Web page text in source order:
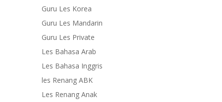
Guru Les Korea
Guru Les Mandarin
Guru Les Private
Les Bahasa Arab
Les Bahasa Inggris
les Renang ABK
Les Renang Anak